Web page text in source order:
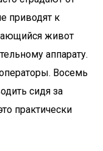
приводят к
живот
аппарату.
Восемь
сидя за
практически